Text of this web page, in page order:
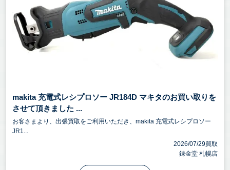
makita 充電式レシプロソー JR184D マキタのお買い取りを
させて頂きました ...
お客さまより、出張買取をご利用いただき、makita 充電式レシプロソー
JR1...
2026/07/29買取
錬金堂 札幌店